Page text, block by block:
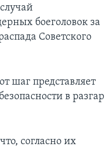
боеголовок за
Советского
шаг представляет
в разгар
согласно их